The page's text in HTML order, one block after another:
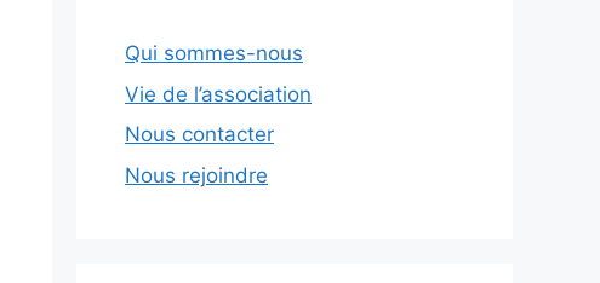
Qui sommes-nous
Vie de l’association
Nous contacter
Nous rejoindre